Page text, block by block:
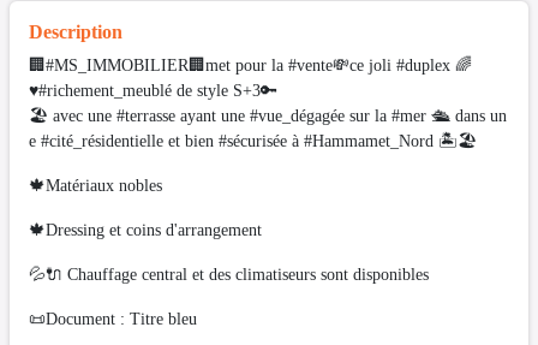
Description
🏢#MS_IMMOBILIER🏢met pour la #vente💸ce joli #duplex 🌈
♥️#richement_meublé de style S+3🔑
🏖 avec une #terrasse ayant une #vue_dégagée sur la #mer 🛳 dans un
e #cité_résidentielle et bien #sécurisée à #Hammamet_Nord 🏝🏖
🍁Matériaux nobles
🍁Dressing et coins d'arrangement
💦🔌 Chauffage central et des climatiseurs sont disponibles
📜Document : Titre bleu